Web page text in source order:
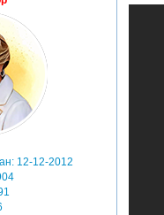
: 12-12-2012